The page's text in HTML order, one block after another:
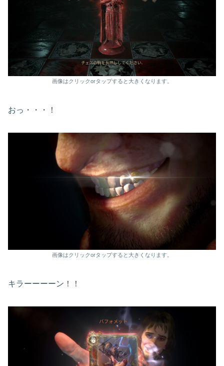
画像はクリックorタップすると大きくなります。
おっ・・・！
画像はクリックorタップすると大きくなります。
キラーーーーン！！